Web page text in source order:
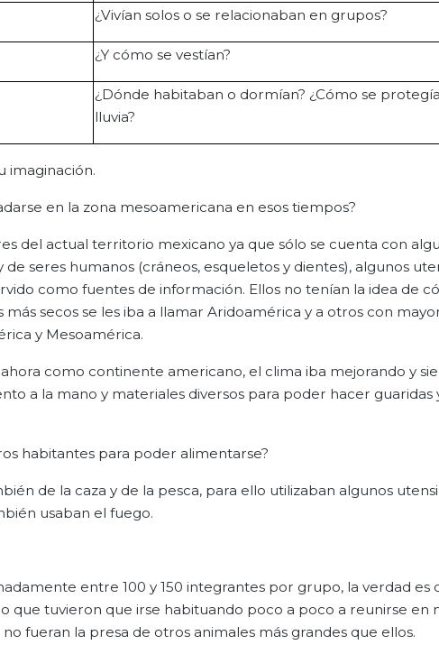
¿Vivían solos o se relacionaban en grupos?
¿Y cómo se vestían?
¿Dónde habitaban o dormían? ¿Cómo se
lluvia?
imaginación.
en la zona mesoamericana en esos tiempos?
del actual territorio mexicano ya que sólo se cuenta con
seres humanos (cráneos, esqueletos y dientes), algunos
como fuentes de información. Ellos no tenían la idea de
secos se les iba a llamar Aridoamérica y a otros con
y Mesoamérica.
como continente americano, el clima iba mejorando y
a la mano y materiales diversos para poder hacer guaridas
habitantes para poder alimentarse?
de la caza y de la pesca, para ello utilizaban algunos
usaban el fuego.
entre 100 y 150 integrantes por grupo, la verdad es
que tuvieron que irse habituando poco a poco a reunirse en
fueran la presa de otros animales más grandes que ellos.